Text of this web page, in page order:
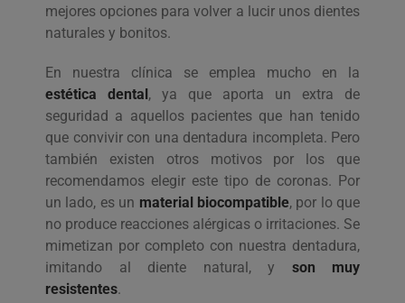
mejores opciones para volver a lucir unos dientes
naturales y bonitos.
En nuestra clínica se emplea mucho en la
estética dental, ya que aporta un extra de
seguridad a aquellos pacientes que han tenido
que convivir con una dentadura incompleta. Pero
también existen otros motivos por los que
recomendamos elegir este tipo de coronas. Por
un lado, es un material biocompatible, por lo que
no produce reacciones alérgicas o irritaciones. Se
mimetizan por completo con nuestra dentadura,
imitando al diente natural, y son muy
resistentes.